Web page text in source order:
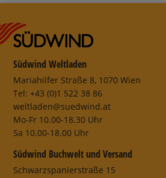
Südwind Weltladen
Mariahilfer Straße 8, 1070 Wien
Tel: +43 (0)1 522 38 86
weltladen@suedwind.at
Mo-Fr 10.00-18.30 Uhr
Sa 10.00-18.00 Uhr
Südwind Buchwelt und Versand
Schwarzspanierstraße 15